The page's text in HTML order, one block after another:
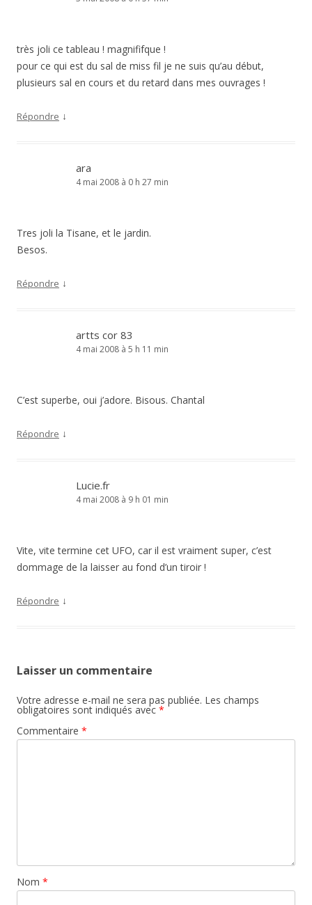
très joli ce tableau ! magnififque !
pour ce qui est du sal de miss fil je ne suis qu’au début,
plusieurs sal en cours et du retard dans mes ouvrages !
Répondre ↓
ara
4 mai 2008 à 0 h 27 min
Tres joli la Tisane, et le jardin.
Besos.
Répondre ↓
artts cor 83
4 mai 2008 à 5 h 11 min
C’est superbe, oui j’adore. Bisous. Chantal
Répondre ↓
Lucie.fr
4 mai 2008 à 9 h 01 min
Vite, vite termine cet UFO, car il est vraiment super, c’est
dommage de la laisser au fond d’un tiroir !
Répondre ↓
Laisser un commentaire
Votre adresse e-mail ne sera pas publiée. Les champs
obligatoires sont indiqués avec *
Commentaire *
Nom *